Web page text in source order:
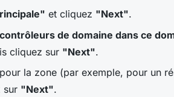
et cliquez "Next".
de domaine dans ce
cliquez sur "Next".
pour la zone (par exemple, pour un
sur "Next".